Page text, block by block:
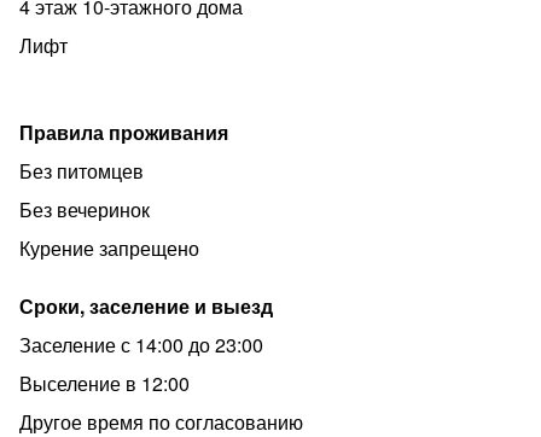
4 этаж 10-этажного дома
Лифт
Правила проживания
Без питомцев
Без вечеринок
Курение запрещено
Сроки, заселение и выезд
Заселение с 14:00 до 23:00
Выселение в 12:00
Другое время по согласованию